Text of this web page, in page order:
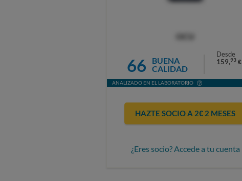
66
BUENA
CALIDAD
Desde
159,93 €
ANALIZADO EN EL LABORATORIO
HAZTE SOCIO A 2€ 2 MESES
¿Eres socio? Accede a tu cuenta